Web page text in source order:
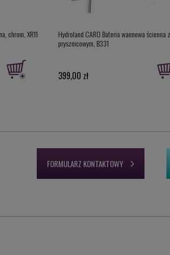
chrom, XR11
Hydroland CARO Bateria wannowa ścienna
prysznicowym, B331
399,00 zł
FORMULARZ KONTAKTOWY